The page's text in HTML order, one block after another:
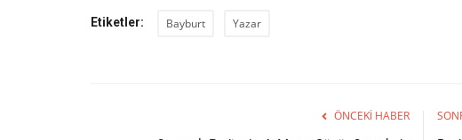
Etiketler: Bayburt Yazar
ÖNCEKI HABER